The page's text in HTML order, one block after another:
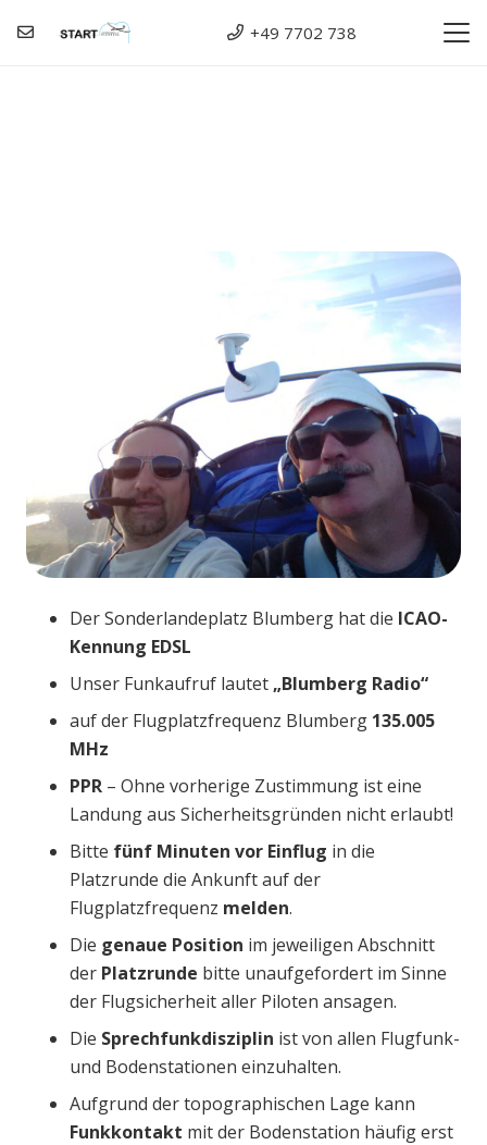
+49 7702 738
Der Sonderlandeplatz Blumberg hat die ICAO-
Kennung EDSL
Unser Funkaufruf lautet „Blumberg Radio“
auf der Flugplatzfrequenz Blumberg 135.005
MHz
PPR – Ohne vorherige Zustimmung ist eine
Landung aus Sicherheitsgründen nicht erlaubt!
Bitte fünf Minuten vor Einflug in die
Platzrunde die Ankunft auf der
Flugplatzfrequenz melden.
Die genaue Position im jeweiligen Abschnitt
der Platzrunde bitte unaufgefordert im Sinne
der Flugsicherheit aller Piloten ansagen.
Die Sprechfunkdisziplin ist von allen Flugfunk-
und Bodenstationen einzuhalten.
Aufgrund der topographischen Lage kann
Funkkontakt mit der Bodenstation häufig erst